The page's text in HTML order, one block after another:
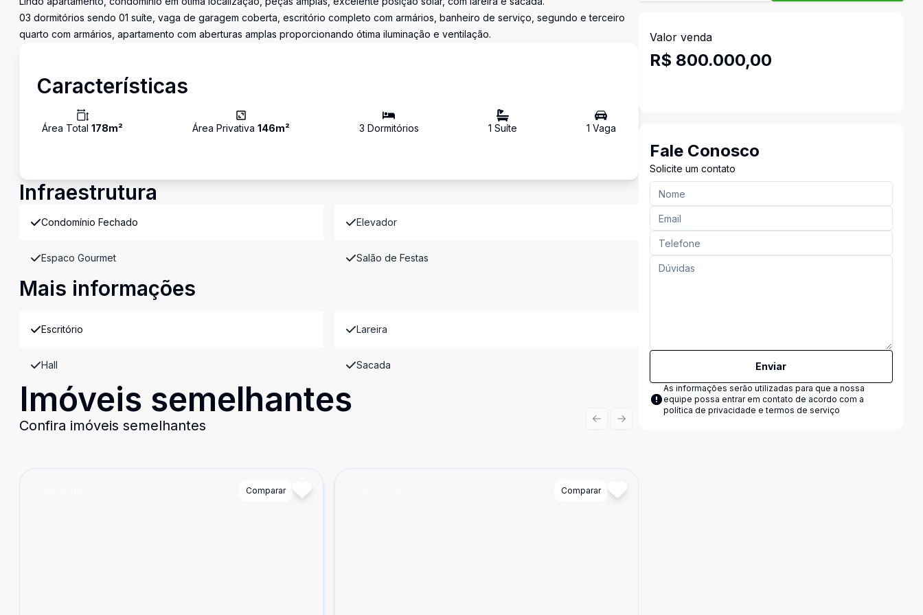
03 dormitórios sendo 01 suíte, vaga de garagem coberta, escritório completo com armários, banheiro de serviço, segundo e terceiro
quarto com armários, apartamento com aberturas amplas proporcionando ótima iluminação e ventilação.
Características
Área Total 178m² Área Privativa 146m² 3 Dormitórios 1 Suíte 1 Vaga
Infraestrutura
Condomínio Fechado Elevador
Espaco Gourmet Salão de Festas
Mais informações
Escritório Lareira
Hall Sacada
Imóveis semelhantes
Confira imóveis semelhantes
Comparar Comparar
Previous slide
Next slide
Valor venda
R$ 800.000,00
Fale Conosco
Solicite um contato
Enviar
As informações serão utilizadas para que a nossa
equipe possa entrar em contato de acordo com a
política de privacidade e termos de serviço